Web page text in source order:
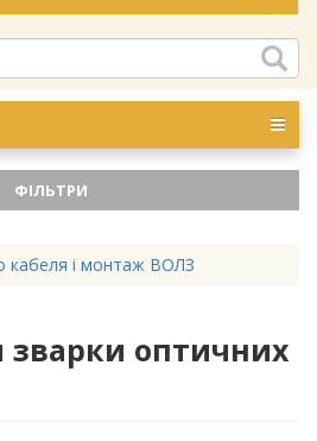
ФІЛЬТРИ
кабеля і монтаж ВОЛЗ
зварки оптичних